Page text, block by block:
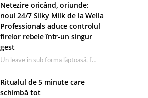
Netezire oricând, oriunde:
noul 24/7 Silky Milk de la Wella
Professionals aduce controlul
firelor rebele într-un singur
gest
Un leave in sub forma lăptoasă, fără clătire care completează rutina Ultimate Smooth și transformă…
Ritualul de 5 minute care
schimbă tot